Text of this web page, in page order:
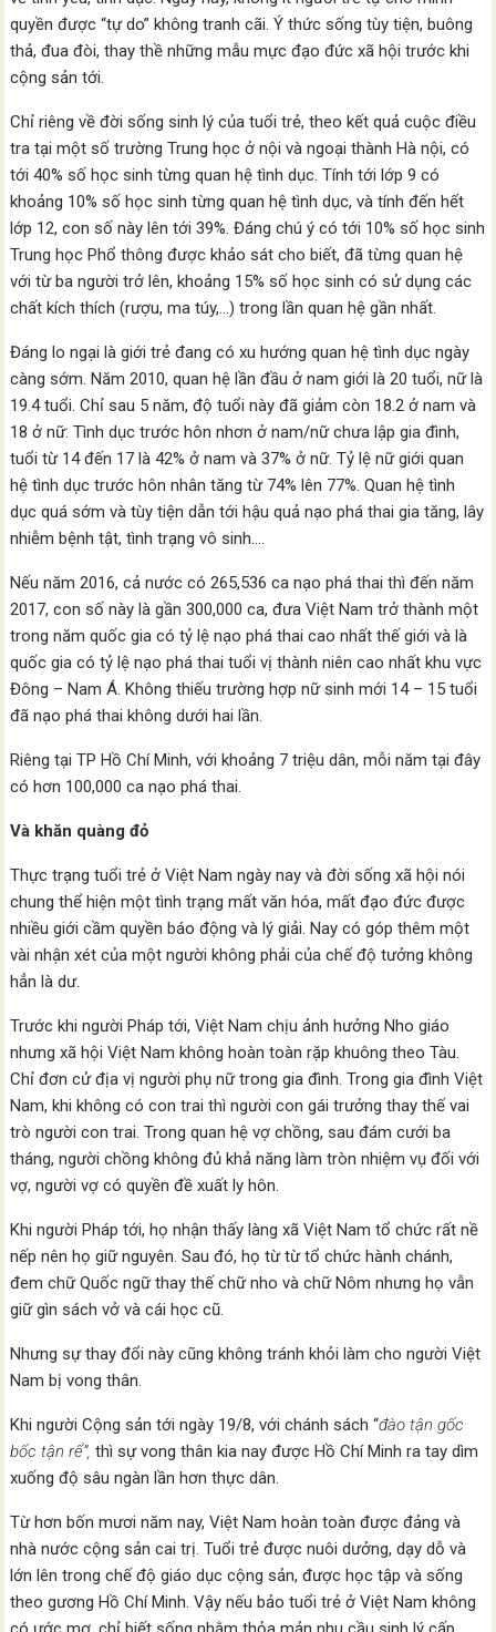
quyền được “tự do” không tranh cãi. Ý thức sống tùy tiện, buông
thả, đua đòi, thay thề những mẫu mực đạo đức xã hội trước khi
cộng sản tới.
Chỉ riêng về đời sống sinh lý của tuổi trẻ, theo kết quả cuộc điều
tra tại một số trường Trung học ở nội và ngoại thành Hà nội, có
tới 40% số học sinh từng quan hệ tình dục. Tính tới lớp 9 có
khoảng 10% số học sinh từng quan hệ tình dục, và tính đến hết
lớp 12, con số này lên tới 39%. Đáng chú ý có tới 10% số học sinh
Trung học Phổ thông được khảo sát cho biết, đã từng quan hệ
với từ ba người trở lên, khoảng 15% số học sinh có sử dụng các
chất kích thích (rượu, ma túy,…) trong lần quan hệ gần nhất.
Đáng lo ngại là giới trẻ đang có xu hướng quan hệ tình dục ngày
càng sớm. Năm 2010, quan hệ lần đầu ở nam giới là 20 tuổi, nữ là
19.4 tuổi. Chỉ sau 5 năm, độ tuổi này đã giảm còn 18.2 ở nam và
18 ở nữ: Tình dục trước hôn nhơn ở nam/nữ chưa lập gia đình,
tuổi từ 14 đến 17 là 42% ở nam và 37% ở nữ. Tỷ lệ nữ giới quan
hệ tình dục trước hôn nhân tăng từ 74% lên 77%. Quan hệ tình
dục quá sớm và tùy tiện dẫn tới hậu quả nạo phá thai gia tăng, lây
nhiễm bệnh tật, tình trạng vô sinh….
Nếu năm 2016, cả nước có 265,536 ca nạo phá thai thì đến năm
2017, con số này là gần 300,000 ca, đưa Việt Nam trở thành một
trong năm quốc gia có tỷ lệ nạo phá thai cao nhất thế giới và là
quốc gia có tỷ lệ nạo phá thai tuổi vị thành niên cao nhất khu vực
Đông – Nam Á. Không thiếu trường hợp nữ sinh mới 14 – 15 tuổi
đã nạo phá thai không dưới hai lần.
Riêng tại TP Hồ Chí Minh, với khoảng 7 triệu dân, mỗi năm tại đây
có hơn 100,000 ca nạo phá thai.
Và khăn quàng đỏ
Thực trạng tuổi trẻ ở Việt Nam ngày nay và đời sống xã hội nói
chung thể hiện một tình trạng mất văn hóa, mất đạo đức được
nhiều giới cầm quyền báo động và lý giải. Nay có góp thêm một
vài nhận xét của một người không phải của chế độ tưởng không
hẳn là dư.
Trước khi người Pháp tới, Việt Nam chịu ảnh hưởng Nho giáo
nhưng xã hội Việt Nam không hoàn toàn rặp khuông theo Tàu.
Chỉ đơn cử địa vị người phụ nữ trong gia đình. Trong gia đình Việt
Nam, khi không có con trai thì người con gái trưởng thay thế vai
trò người con trai. Trong quan hệ vợ chồng, sau đám cưới ba
tháng, người chồng không đủ khả năng làm tròn nhiệm vụ đối với
vợ, người vợ có quyền đề xuất ly hôn.
Khi người Pháp tới, họ nhận thấy làng xã Việt Nam tổ chức rất nề
nếp nên họ giữ nguyên. Sau đó, họ từ từ tổ chức hành chánh,
đem chữ Quốc ngữ thay thế chữ nho và chữ Nôm nhưng họ vẫn
giữ gìn sách vở và cái học cũ.
Nhưng sự thay đổi này cũng không tránh khỏi làm cho người Việt
Nam bị vong thân.
Khi người Cộng sản tới ngày 19/8, với chánh sách “đào tận gốc
bốc tận rể”,thì sự vong thân kia nay được Hồ Chí Minh ra tay dìm
xuống độ sâu ngàn lần hơn thực dân.
Từ hơn bốn mươi năm nay, Việt Nam hoàn toàn được đảng và
nhà nước cộng sản cai trị. Tuổi trẻ được nuôi dưởng, dạy dỗ và
lớn lên trong chế độ giáo dục cộng sản, được học tập và sống
theo gương Hồ Chí Minh. Vậy nếu bảo tuổi trẻ ở Việt Nam không